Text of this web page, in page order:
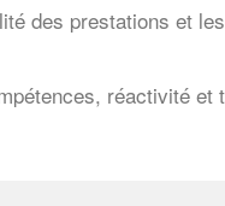
des prestations et
réactivité et